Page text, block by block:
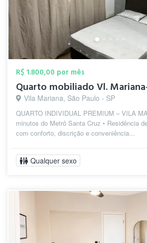
R$ 1.800,00 por mês
Quarto mobiliado Vl.
Vila Mariana, São Paulo - SP
QUARTO INDIVIDUAL PREMIUM – VILA
minutos do Metrô Santa Cruz • Residência
com conforto, discrição e conveniência...
Qualquer sexo